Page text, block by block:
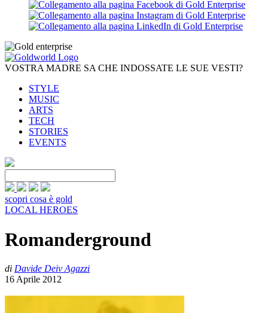
VOSTRA MADRE SA CHE INDOSSATE LE SUE VESTI?
STYLE
MUSIC
ARTS
TECH
STORIES
EVENTS
scopri cosa è gold
LOCAL HEROES
Romanderground
di Davide Deiv Agazzi
16 Aprile 2012